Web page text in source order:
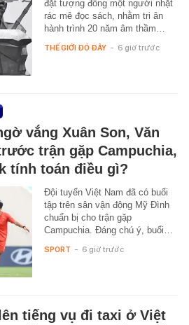
đặt tượng đồng một người nhặt
rác mê đọc sách, nhằm tri ân
hành trình 20 năm âm thầm…
THẾ GIỚI ĐÓ ĐÂY - 6 giờ trước
vắng Xuân Son, Văn
trận gặp Campuchia,
tính toán điều gì?
Đội tuyển Việt Nam đã có buổi
tập trên sân vận động Mỹ Đình
chuẩn bị cho trận gặp
Campuchia. Đáng chú ý, buổi…
SPORT - 6 giờ trước
tiếng vụ đi taxi ở Việt